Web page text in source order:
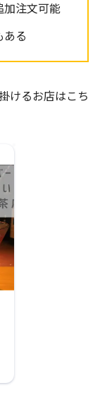
加注文可能
る
けるお店はこち